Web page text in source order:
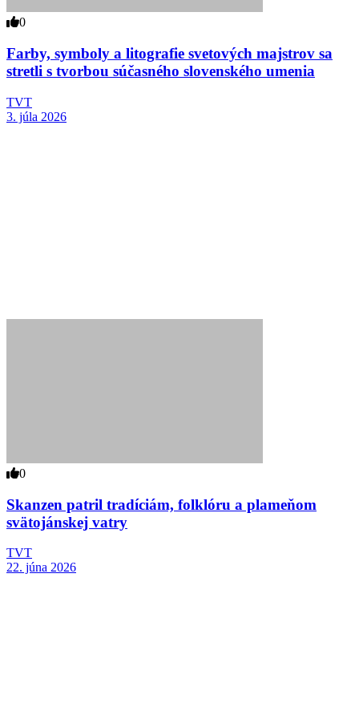
0
Farby, symboly a litografie svetových majstrov sa
stretli s tvorbou súčasného slovenského umenia
TVT
3. júla 2026
0
Skanzen patril tradíciám, folklóru a plameňom
svätojánskej vatry
TVT
22. júna 2026